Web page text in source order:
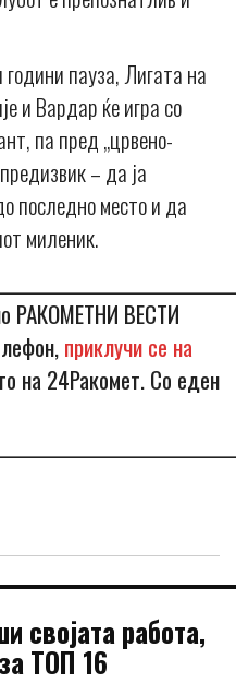
пауза, Лигата на
и Вардар ќе игра со
па пред „црвено-
– да ја
последно место и да
миленик.
РАКОМЕТНИ ВЕСТИ
приклучи се на
на 24Ракомет. Со еден
својата работа,
ТОП 16